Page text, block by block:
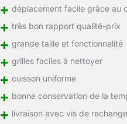
+ déplacement facile grâce au
+ très bon rapport qualité-prix
+ grande taille et fonctionnalité
+ grilles faciles à nettoyer
+ cuisson uniforme
+ bonne conservation de la
+ livraison avec vis de rechange